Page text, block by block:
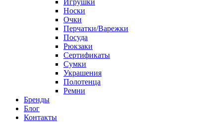
Игрушки
Носки
Очки
Перчатки/Варежки
Посуда
Рюкзаки
Сертификаты
Сумки
Украшения
Полотенца
Ремни
Бренды
Блог
Контакты